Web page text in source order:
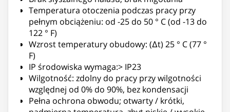
Temperatura otoczenia podczas pracy przy
pełnym obciążeniu: od -25 do 50 ° C (od -13 do
122 ° F)
Wzrost temperatury obudowy: (Δt) 25 ° C (77 °
F)
IP środowiska wymaga:> IP23
Wilgotność: zdolny do pracy przy wilgotności
względnej od 0% do 90%, bez kondensacji
Pełna ochrona obwodu; otwarty / krótki,